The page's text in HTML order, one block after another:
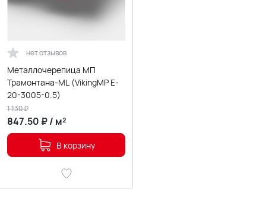
нет отзывов
Металлочерепица МП
Трамонтана-ML (VikingMP E-
20-3005-0.5)
847.50 ₽/ м²
1 130₽
В корзину